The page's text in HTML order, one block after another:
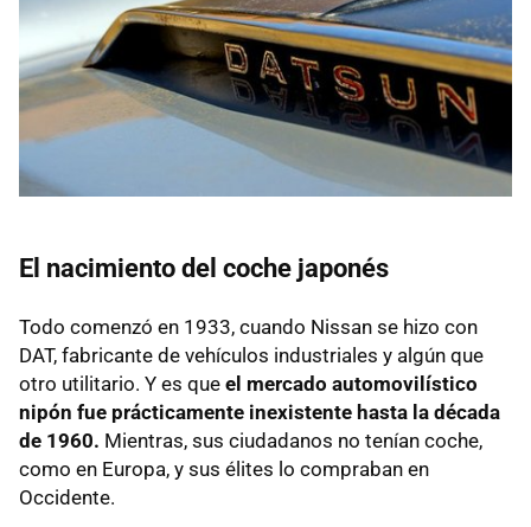
El nacimiento del coche japonés
Todo comenzó en 1933, cuando Nissan se hizo con
DAT, fabricante de vehículos industriales y algún que
otro utilitario. Y es que el mercado automovilístico
nipón fue prácticamente inexistente hasta la década
de 1960. Mientras, sus ciudadanos no tenían coche,
como en Europa, y sus élites lo compraban en
Occidente.